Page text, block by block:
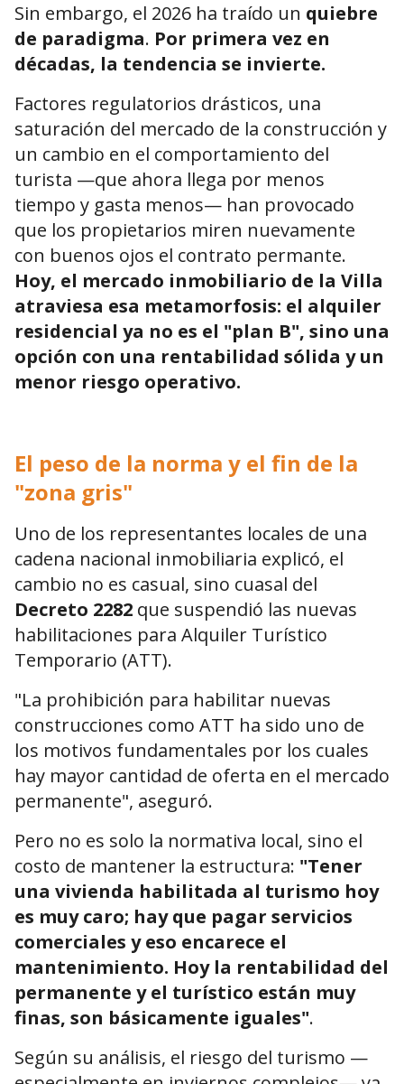
Sin embargo, el 2026 ha traído un quiebre
de paradigma. Por primera vez en
décadas, la tendencia se invierte.
Factores regulatorios drásticos, una
saturación del mercado de la construcción y
un cambio en el comportamiento del
turista —que ahora llega por menos
tiempo y gasta menos— han provocado
que los propietarios miren nuevamente
con buenos ojos el contrato permante.
Hoy, el mercado inmobiliario de la Villa
atraviesa esa metamorfosis: el alquiler
residencial ya no es el "plan B", sino una
opción con una rentabilidad sólida y un
menor riesgo operativo.
El peso de la norma y el fin de la
"zona gris"
Uno de los representantes locales de una
cadena nacional inmobiliaria explicó, el
cambio no es casual, sino cuasal del
Decreto 2282 que suspendió las nuevas
habilitaciones para Alquiler Turístico
Temporario (ATT).
"La prohibición para habilitar nuevas
construcciones como ATT ha sido uno de
los motivos fundamentales por los cuales
hay mayor cantidad de oferta en el mercado
permanente", aseguró.
Pero no es solo la normativa local, sino el
costo de mantener la estructura: "Tener
una vivienda habilitada al turismo hoy
es muy caro; hay que pagar servicios
comerciales y eso encarece el
mantenimiento. Hoy la rentabilidad del
permanente y el turístico están muy
finas, son básicamente iguales".
Según su análisis, el riesgo del turismo —